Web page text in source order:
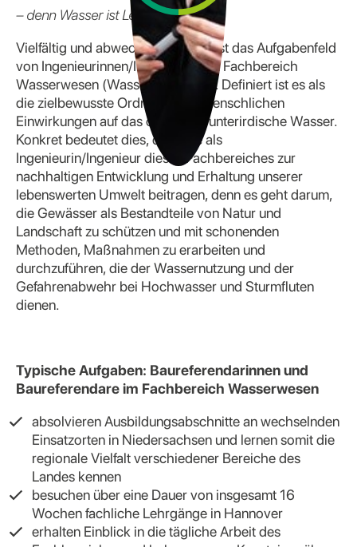
– denn Wasser ist Leben
Vielfältig und abwechslungsreich ist das Aufgabenfeld
von Ingenieurinnen/Ingenieuren im Fachbereich
Wasserwesen (Wasserwirtschaft). Definiert ist es als
die zielbewusste Ordnung aller menschlichen
Einwirkungen auf das ober- und unterirdische Wasser.
Konkret bedeutet dies, dass Sie als
Ingenieurin/Ingenieur dieses Fachbereiches zur
nachhaltigen Entwicklung und Erhaltung unserer
lebenswerten Umwelt beitragen, denn es geht darum,
die Gewässer als Bestandteile von Natur und
Landschaft zu schützen und mit schonenden
Methoden, Maßnahmen zu erarbeiten und
durchzuführen, die der Wassernutzung und der
Gefahrenabwehr bei Hochwasser und Sturmfluten
dienen.
Typische Aufgaben: Baureferendarinnen und
Baureferendare im Fachbereich Wasserwesen
absolvieren Ausbildungsabschnitte an wechselnden
Einsatzorten in Niedersachsen und lernen somit die
regionale Vielfalt verschiedener Bereiche des
Landes kennen
besuchen über eine Dauer von insgesamt 16
Wochen fachliche Lehrgänge in Hannover
erhalten Einblick in die tägliche Arbeit des